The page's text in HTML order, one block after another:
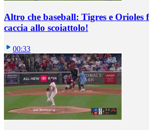
Altro che baseball: Tigres e Orioles
caccia allo scoiattolo!
00:33